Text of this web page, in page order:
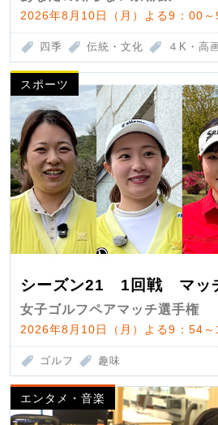
2026年8月10日（月）よる9：00～
四季 伝統・文化 ４K・高
スポーツ
シーズン21 1回戦 マッ
女子ゴルフペアマッチ選手権
2026年8月10日（月）よる9：54
ゴルフ 趣味
エンタメ・音楽